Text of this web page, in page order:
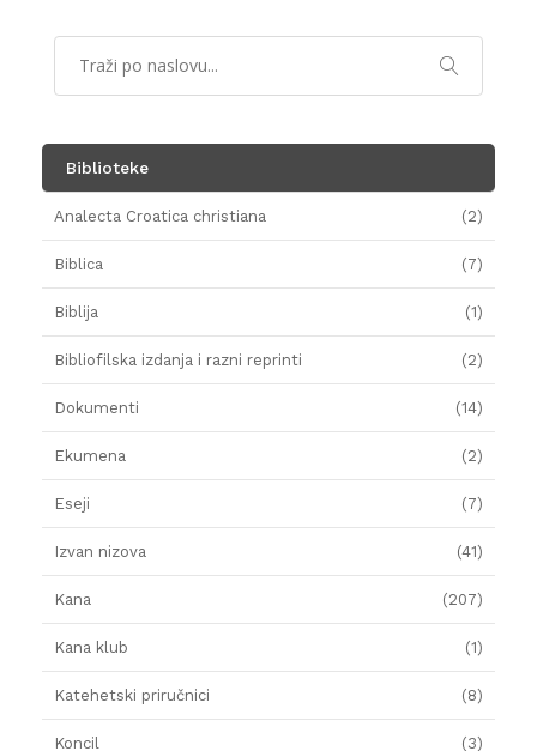
Biblioteke
Analecta Croatica christiana (2)
Biblica (7)
Biblija (1)
Bibliofilska izdanja i razni reprinti (2)
Dokumenti (14)
Ekumena (2)
Eseji (7)
Izvan nizova (41)
Kana (207)
Kana klub (1)
Katehetski priručnici (8)
Koncil (3)